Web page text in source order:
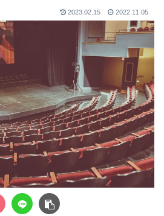
2023.02.15 2022.11.05